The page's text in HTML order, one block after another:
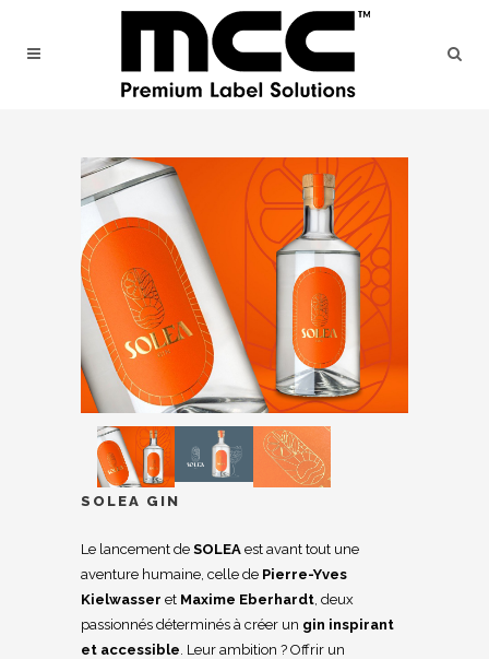
SOLEA GIN
Le lancement de SOLEA est avant tout une
aventure humaine, celle de Pierre-Yves
Kielwasser et Maxime Eberhardt , deux
passionnés déterminés à créer un gin inspirant
et accessible . Leur ambition ? Offrir un